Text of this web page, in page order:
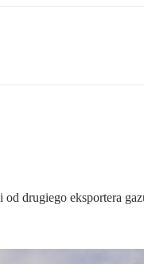
drugiego eksportera